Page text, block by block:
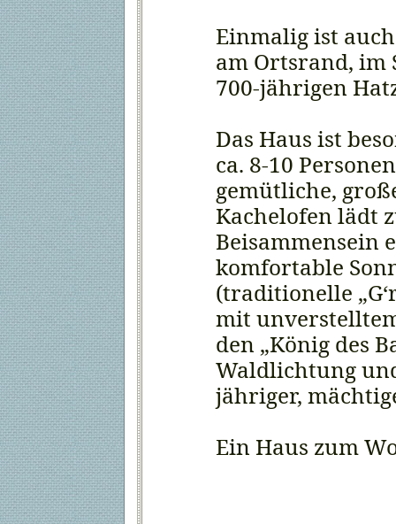
Einmalig ist
am Ortsrand, im
700-jährigen
Das Haus ist
ca. 8-10
gemütliche,
Kachelofen lädt
Beisammensein
komfortable
(traditionelle
mit
den „König des
Waldlichtung
jähriger,
Ein Haus zum